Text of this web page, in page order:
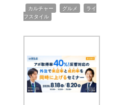
カルチャー グルメ
ライ
フスタイル